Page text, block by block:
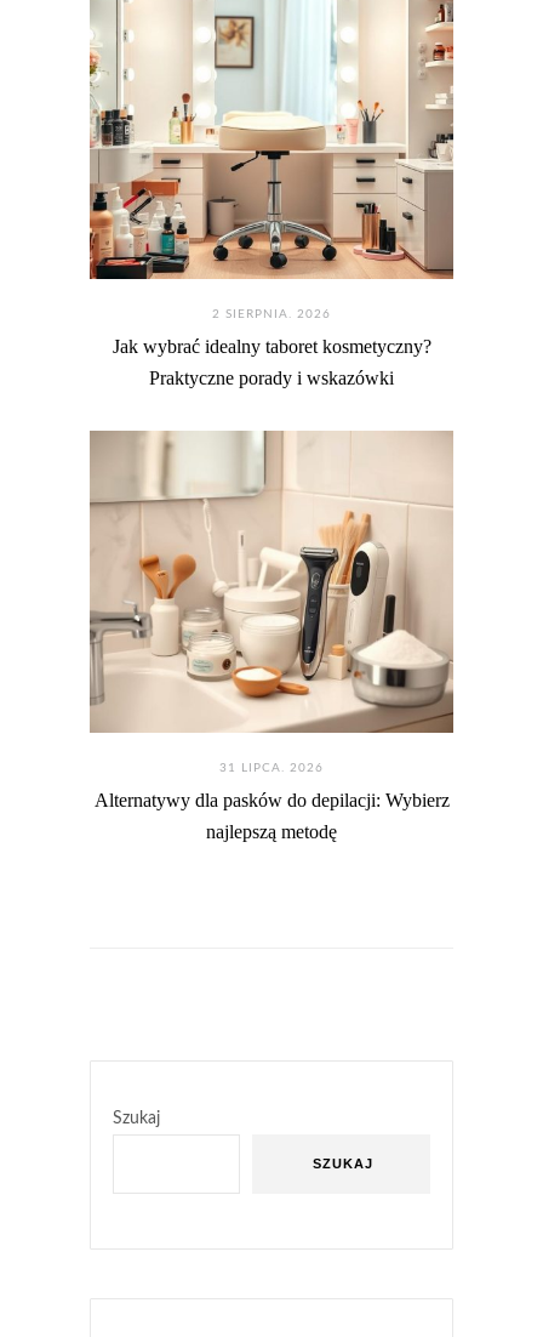
2 SIERPNIA. 2026
Jak wybrać idealny taboret kosmetyczny?
Praktyczne porady i wskazówki
31 LIPCA. 2026
Alternatywy dla pasków do depilacji: Wybierz
najlepszą metodę
Szukaj
SZUKAJ